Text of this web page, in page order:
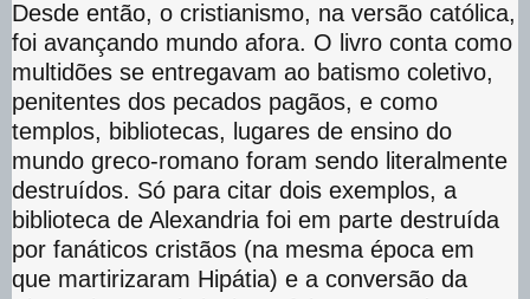
Desde então, o cristianismo, na versão católica,
foi avançando mundo afora. O livro conta como
multidões se entregavam ao batismo coletivo,
penitentes dos pecados pagãos, e como
templos, bibliotecas, lugares de ensino do
mundo greco-romano foram sendo literalmente
destruídos. Só para citar dois exemplos, a
biblioteca de Alexandria foi em parte destruída
por fanáticos cristãos (na mesma época em
que martirizaram Hipátia) e a conversão da